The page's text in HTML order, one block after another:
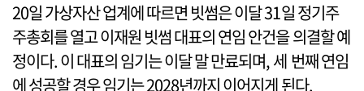
20일 가상자산 업계에 따르면 빗썸은 이달 31일 정기주
주총회를 열고 이재원 빗썸 대표의 연임 안건을 의결할 예
정이다. 이 대표의 임기는 이달 말 만료되며, 세 번째 연임
에 성공할 경우 임기는 2028년까지 이어지게 된다.